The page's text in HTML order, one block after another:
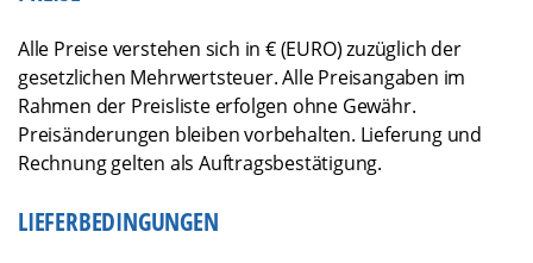
Alle Preise verstehen sich in € (EURO) zuzüglich der
gesetzlichen Mehrwertsteuer. Alle Preisangaben im
Rahmen der Preisliste erfolgen ohne Gewähr.
Preisänderungen bleiben vorbehalten. Lieferung und
Rechnung gelten als Auftragsbestätigung.
LIEFERBEDINGUNGEN